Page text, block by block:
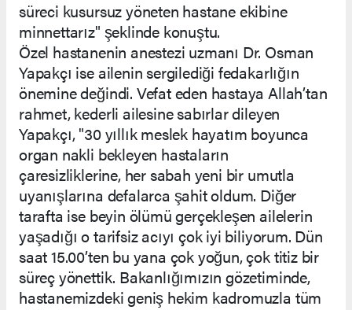
süreci kusursuz yöneten hastane ekibine
minnettarız" şeklinde konuştu.
Özel hastanenin anestezi uzmanı Dr. Osman
Yapakçı ise ailenin sergilediği fedakarlığın
önemine değindi. Vefat eden hastaya Allah’tan
rahmet, kederli ailesine sabırlar dileyen
Yapakçı, "30 yıllık meslek hayatım boyunca
organ nakli bekleyen hastaların
çaresizliklerine, her sabah yeni bir umutla
uyanışlarına defalarca şahit oldum. Diğer
tarafta ise beyin ölümü gerçekleşen ailelerin
yaşadığı o tarifsiz acıyı çok iyi biliyorum. Dün
saat 15.00’ten bu yana çok yoğun, çok titiz bir
süreç yönettik. Bakanlığımızın gözetiminde,
hastanemizdeki geniş hekim kadromuzla tüm